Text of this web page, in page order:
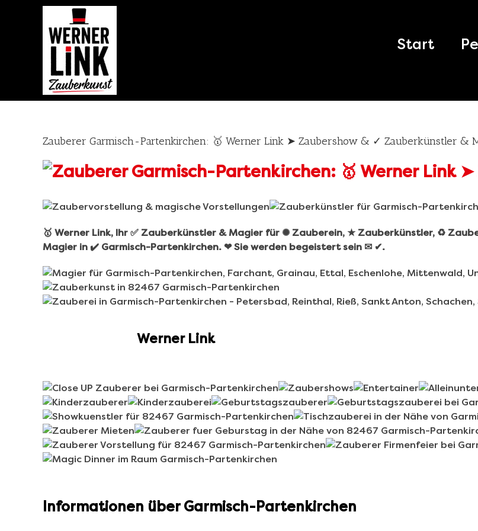
for:
Start
Zauberer Garmisch-Partenkirchen: 🥇 Werner Link ➤ Zaubershow & ✓ Zauberkünstler &
🥇 Werner Link, Ihr ✅ Zauberkünstler & Magier für ✺ Zauberein, ★ Zauberkünstler, ♻
Magier in ✔️ Garmisch-Partenkirchen. ❤ Sie werden begeistert sein ✉ ✔.
Werner Link
Informationen über Garmisch-Partenkirchen